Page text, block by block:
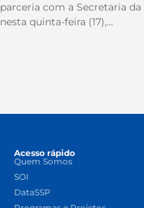
parceria com a Secretaria
nesta quinta-feira (17),...
Acesso rápido
Quem Somos
SOI
DataSSP